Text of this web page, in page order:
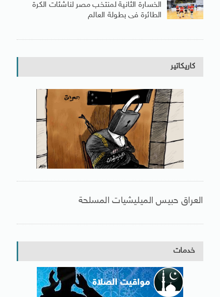
الخسارة الثانية لمنتخب مصر لناشئات الكرة
الطائرة فى بطولة العالم
كاريكاتير
العراق حبيس الميليشيات المسلحة
خدمات